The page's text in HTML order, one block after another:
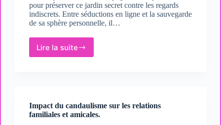
pour préserver ce jardin secret contre les regards
indiscrets. Entre séductions en ligne et la sauvegarde
de sa sphère personnelle, il…
Lire la suiteCandaulisme
vie
privée.
Impact du candaulisme sur les relations
familiales et amicales.